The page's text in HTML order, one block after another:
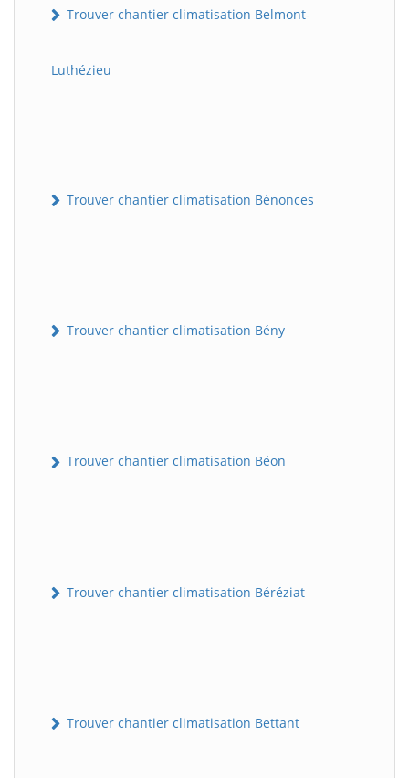
Trouver chantier climatisation Belmont-
Luthézieu
Trouver chantier climatisation Bénonces
Trouver chantier climatisation Bény
Trouver chantier climatisation Béon
Trouver chantier climatisation Béréziat
Trouver chantier climatisation Bettant